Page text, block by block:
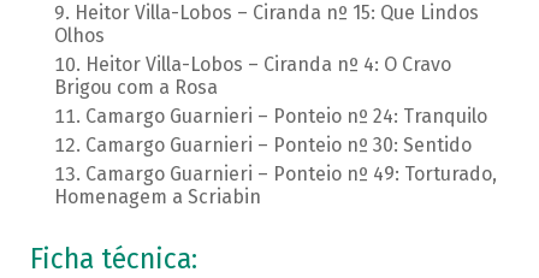
Heitor Villa-Lobos – Ciranda nº 15: Que Lindos
Olhos
Heitor Villa-Lobos – Ciranda nº 4: O Cravo
Brigou com a Rosa
Camargo Guarnieri – Ponteio nº 24: Tranquilo
Camargo Guarnieri – Ponteio nº 30: Sentido
Camargo Guarnieri – Ponteio nº 49: Torturado,
Homenagem a Scriabin
Ficha técnica: